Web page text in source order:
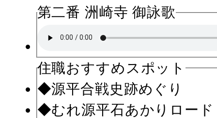
第二番 洲崎寺 御詠歌
住職おすすめスポット
◆源平合戦史跡めぐり
◆むれ源平石あかりロード